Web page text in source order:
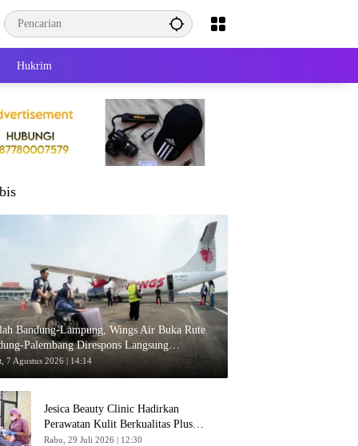
Hukrim
Bandung-Lampung, Wings Air Buka Rute
Palembang Direspons Langsung
7 Agustus 2026 | 14:14
Jesica Beauty Clinic Hadirkan
Perawatan Kulit Berkualitas Plus
Konsultasi Gratis
Rabu, 29 Juli 2026 | 12:30